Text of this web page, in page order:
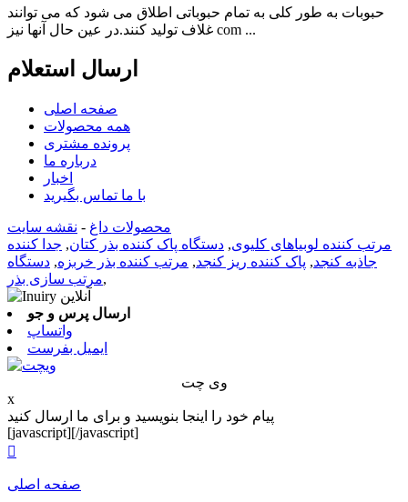
حبوبات به طور کلی به تمام حبوباتی اطلاق می شود که می توانند
غلاف تولید کنند.در عین حال آنها نیز com ...
ارسال استعلام
صفحه اصلی
همه محصولات
پرونده مشتری
درباره ما
اخبار
با ما تماس بگیرید
محصولات داغ - نقشه سایت
مرتب کننده لوبیاهای کلیوی, دستگاه پاک کننده بذر کتان, جدا کننده
جاذبه کنجد, پاک کننده ریز کنجد, مرتب کننده بذر خربزه, دستگاه
مرتب سازی بذر,
ارسال پرس و جو
واتساپ
ایمیل بفرست
وی چت
x
پیام خود را اینجا بنویسید و برای ما ارسال کنید
[javascript][/javascript]

صفحه اصلی